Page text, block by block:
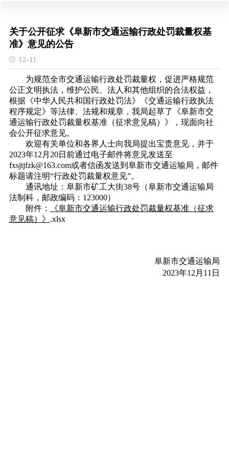
关于公开征求《阜新市交通运输行政处罚裁量权基
准》意见的公告
12-11
为规范全市交通运输行政处罚裁量权，促进严格规范
公正文明执法，维护公民、法人和其他组织的合法权益，
根据《中华人民共和国行政处罚法》《交通运输行政执法
程序规定》等法律、法规和规章，我局起草了《阜新市交
通运输行政处罚裁量权基准（征求意见稿） 》
，现面向社
会公开征求意见。
欢迎有关单位和各界人士向我局提出宝贵意见，并于
2023年12月20日前通过电子邮件将意见发送至
fxsjtjfzk@163.com或者信函发送到阜新市交通运输局，邮件
标题请注明“行政处罚裁量权意见”。
通讯地址： 阜新市矿工大街38号（阜新市交通运输局
法制科，邮政编码：123000）
附件：
《阜新市交通运输行政处罚裁量权基准（征求
意见稿）》 .xlsx
阜新市交通运输局
2023年12月11日